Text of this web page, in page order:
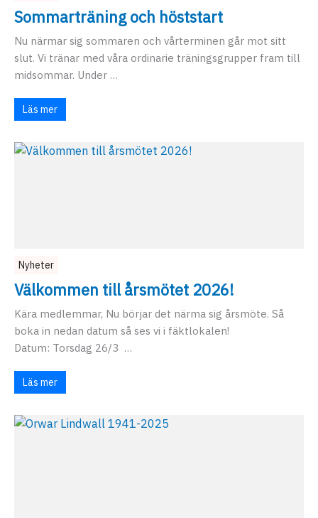
Sommarträning och höststart
Nu närmar sig sommaren och vårterminen går mot sitt
slut. Vi tränar med våra ordinarie träningsgrupper fram till
midsommar. Under …
Läs mer
Nyheter
Välkommen till årsmötet 2026!
Kära medlemmar, Nu börjar det närma sig årsmöte. Så
boka in nedan datum så ses vi i fäktlokalen!
Datum: Torsdag 26/3 …
Läs mer